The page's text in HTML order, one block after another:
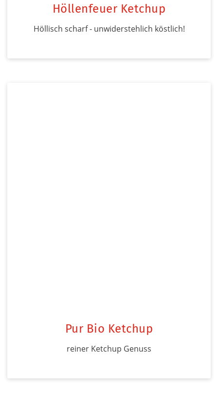
Höllenfeuer Ketchup
Höllisch scharf - unwiderstehlich köstlich!
Pur Bio Ketchup
reiner Ketchup Genuss